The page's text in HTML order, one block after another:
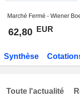
Marché Fermé - Wiener
62,80 EUR
Synthèse
Toute l'actualité